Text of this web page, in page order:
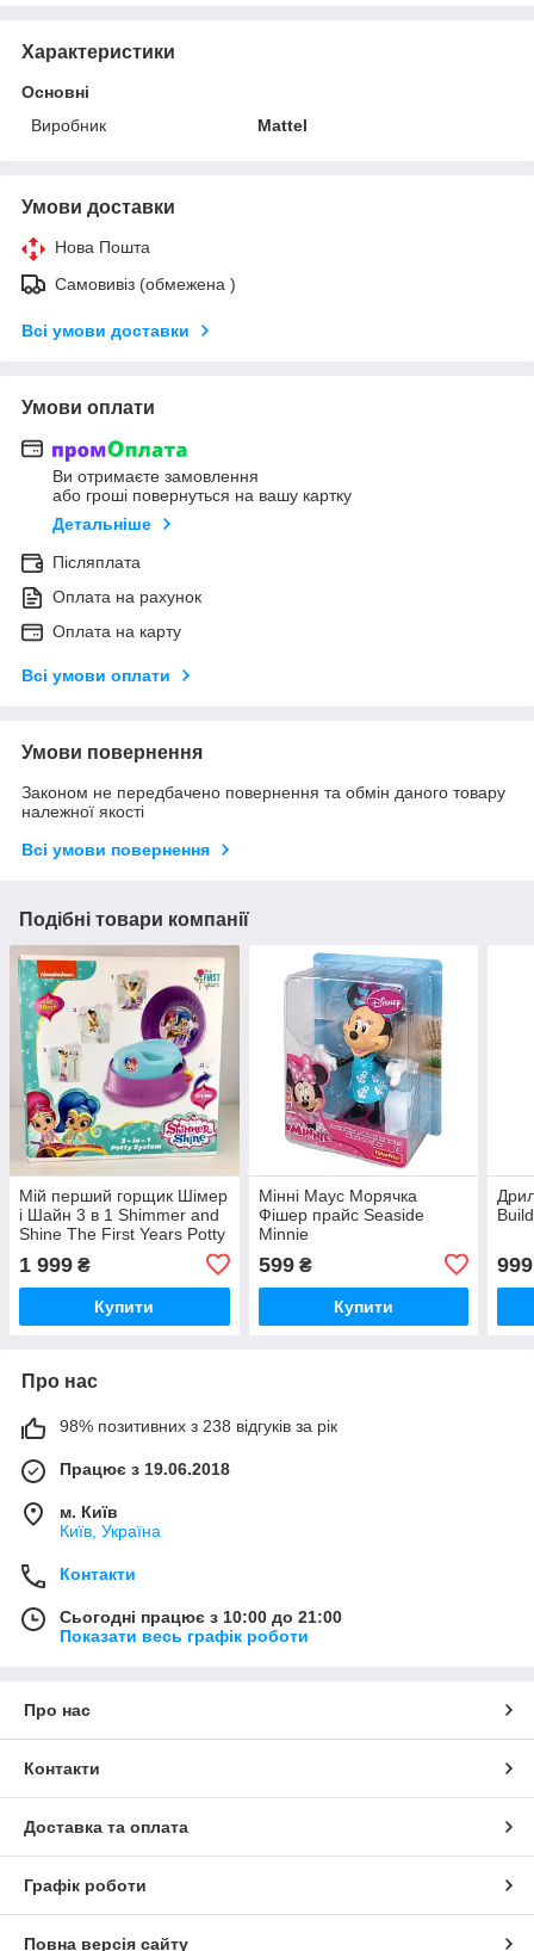
Характеристики
Основні
Виробник
Mattel
Умови доставки
Нова Пошта
Самовивіз (обмежена )
Всі умови доставки
Умови оплати
Ви отримаєте замовлення
або гроші повернуться на вашу картку
Детальніше
Післяплата
Оплата на рахунок
Оплата на карту
Всі умови оплати
Умови повернення
Законом не передбачено повернення та обмін даного товару
належної якості
Всі умови повернення
Подібні товари компанії
Мій перший горщик Шімер
і Шайн 3 в 1 Shimmer and
Shine The First Years Potty
1 999 ₴
Купити
Мінні Маус Морячка
Фішер прайс Seaside
Minnie
599₴
Купити
999
Про нас
98% позитивних з 238 відгуків за рік
Працює з 19.06.2018
м. Київ
Київ, Україна
Контакти
Сьогодні працює з 10:00 до 21:00
Показати весь графік роботи
Про нас
Контакти
Доставка та оплата
Графік роботи
Повна версія сайту